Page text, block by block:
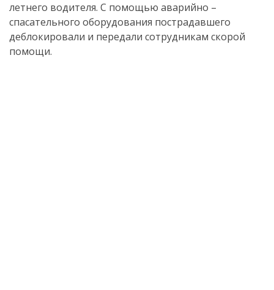
летнего водителя. С помощью аварийно –
спасательного оборудования пострадавшего
деблокировали и передали сотрудникам скорой
помощи.